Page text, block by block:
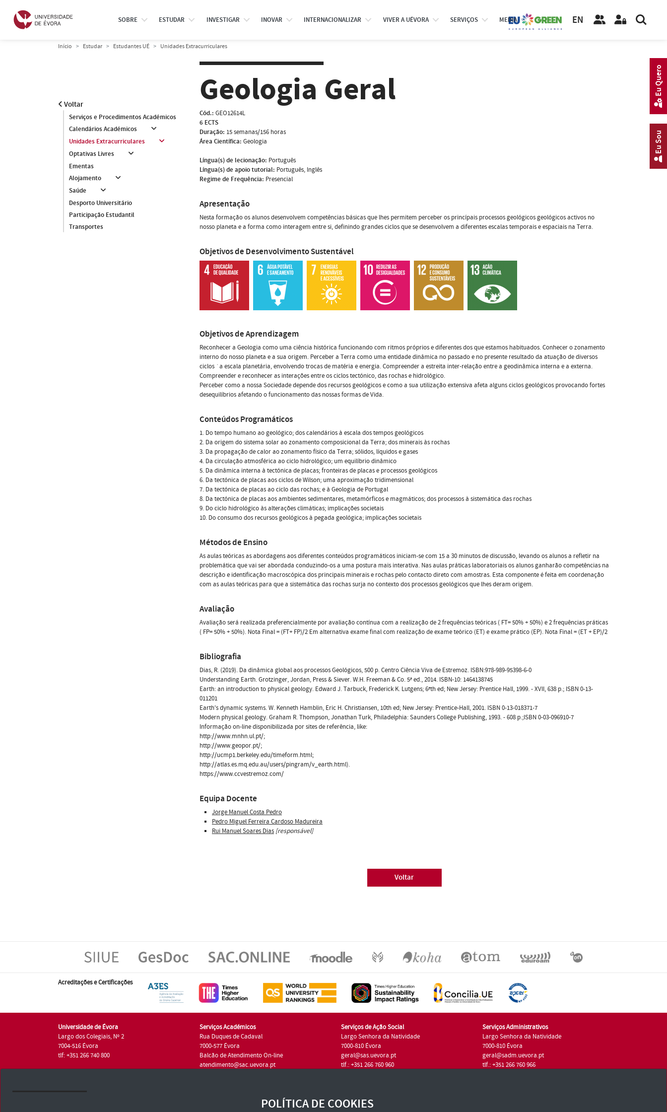
SOBRE ESTUDAR INVESTIGAR INOVAR INTERNACIONALIZAR VIVER A UÉVORA SERVIÇOS MEDIA EN
Início Estudar Estudantes UÉ Unidades Extracurriculares
Voltar
Serviços e Procedimentos Académicos
Calendários Académicos
Unidades Extracurriculares
Optativas Livres
Ementas
Alojamento
Saúde
Desporto Universitário
Participação Estudantil
Transportes
Geologia Geral
Cód.: GEO12614L
6 ECTS
Duração: 15 semanas/156 horas
Área Científica: Geologia
Língua(s) de lecionação: Português
Língua(s) de apoio tutorial: Português, Inglês
Regime de Frequência: Presencial
Apresentação
Nesta formação os alunos desenvolvem competências básicas que lhes permitem perceber os princípais processos geológicos geológicos activos no
nosso planeta e a forma como interagem entre si, definindo grandes ciclos que se desenvolvem a diferentes escalas temporais e espaciais na Terra.
Objetivos de Desenvolvimento Sustentável
Objetivos de Aprendizagem
Reconhecer a Geologia como uma ciência histórica funcionando com ritmos próprios e diferentes dos que estamos habituados. Conhecer o zonamento
interno do nosso planeta e a sua origem. Perceber a Terra como uma entidade dinâmica no passado e no presente resultado da atuação de diversos
ciclos `a escala planetária, envolvendo trocas de matéria e energia. Compreender a estreita inter-relação entre a geodinâmica interna e a externa.
Compreender e reconhecer as interações entre os ciclos tectónico, das rochas e hidrológico.
Perceber como a nossa Sociedade depende dos recursos geológicos e como a sua utilização extensiva afeta alguns ciclos geológicos provocando fortes
desequilíbrios afetando o funcionamento das nossas formas de Vida.
Conteúdos Programáticos
1. Do tempo humano ao geológico; dos calendários à escala dos tempos geológicos
2. Da origem do sistema solar ao zonamento composicional da Terra; dos minerais às rochas
3. Da propagação de calor ao zonamento físico da Terra; sólidos, líquidos e gases
4. Da circulação atmosférica ao ciclo hidrológico; um equilíbrio dinâmico
5. Da dinâmica interna à tectónica de placas; fronteiras de placas e processos geológicos
6. Da tectónica de placas aos ciclos de Wilson; uma aproximação tridimensional
7. Da tectónica de placas ao ciclo das rochas; e à Geologia de Portugal
8. Da tectónica de placas aos ambientes sedimentares, metamórficos e magmáticos; dos processos à sistemática das rochas
9. Do ciclo hidrológico às alterações climáticas; implicações societais
10. Do consumo dos recursos geológicos à pegada geológica; implicações societais
Métodos de Ensino
As aulas teóricas as abordagens aos diferentes conteúdos programáticos iniciam-se com 15 a 30 minutos de discussão, levando os alunos a refletir na
problemática que vai ser abordada conduzindo-os a uma postura mais interativa. Nas aulas práticas laboratoriais os alunos ganharão competências na
descrição e identificação macroscópica dos principais minerais e rochas pelo contacto direto com amostras. Esta componente é feita em coordenação
com as aulas teóricas para que a sistemática das rochas surja no contexto dos processos geológicos que lhes deram origem.
Avaliação
Avaliação será realizada preferencialmente por avaliação contínua com a realização de 2 frequências teóricas ( FT= 50% + 50%) e 2 frequências práticas
( FP= 50% + 50%). Nota Final = (FT+ FP)/2 Em alternativa exame final com realização de exame teórico (ET) e exame prático (EP). Nota Final = (ET + EP)/2
Bibliografia
Dias, R. (2019). Da dinâmica global aos processos Geológicos, 500 p. Centro Ciência Viva de Estremoz. ISBN:978-989-95398-6-0
Understanding Earth. Grotzinger, Jordan, Press & Siever. W.H. Freeman & Co. 5ª ed., 2014. ISBN-10: 1464138745
Earth: an introduction to physical geology. Edward J. Tarbuck, Frederick K. Lutgens; 6ªth ed; New Jersey: Prentice Hall, 1999. - XVII, 638 p.; ISBN 0-13-
011201
Earth's dynamic systems. W. Kenneth Hamblin, Eric H. Christiansen, 10th ed; New Jersey: Prentice-Hall, 2001. ISBN 0-13-018371-7
Modern physical geology. Graham R. Thompson, Jonathan Turk, Philadelphia: Saunders College Publishing, 1993. - 608 p.;ISBN 0-03-096910-7
Informação on-line disponibilizada por sites de referência, like:
http://www.mnhn.ul.pt/;
http://www.geopor.pt/;
http://ucmp1.berkeley.edu/timeform.html;
http://atlas.es.mq.edu.au/users/pingram/v_earth.html).
https://www.ccvestremoz.com/
Equipa Docente
Jorge Manuel Costa Pedro
Pedro Miguel Ferreira Cardoso Madureira
Rui Manuel Soares Dias [responsável]
Voltar
Acreditações e Certificações
Universidade de Évora
Largo dos Colegiais, Nº 2
7004-516 Évora
tlf: +351 266 740 800
Serviços Académicos
Rua Duques de Cadaval
7000-577 Évora
Balcão de Atendimento On-line
atendimento@sac.uevora.pt
Serviços de Ação Social
Largo Senhora da Natividade
7000-810 Évora
geral@sas.uevora.pt
tlf.: +351 266 760 960
Serviços Administrativos
Largo Senhora da Natividade
7000-810 Évora
geral@sadm.uevora.pt
tlf.: +351 266 760 966
Eu Sou
Eu Quero
POLÍTICA DE COOKIES